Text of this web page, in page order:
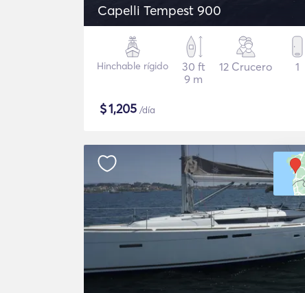
Capelli Tempest 900
Hinchable rígido
30 ft
9 m
12 Crucero 1
$1,205 /día